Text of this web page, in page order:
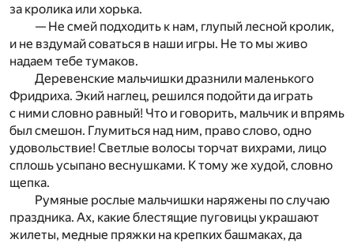
за кролика или хорька.
— Не смей подходить к нам, глупый лесной кролик,
и не вздумай соваться в наши игры. Не то мы живо
надаем тебе тумаков.
Деревенские мальчишки дразнили маленького
Фридриха. Экий наглец, решился подойти да играть
с ними словно равный! Что и говорить, мальчик и впрямь
был смешон. Глумиться над ним, право слово, одно
удовольствие! Светлые волосы торчат вихрами, лицо
сплошь усыпано веснушками. К тому же худой, словно
щепка.
Румяные рослые мальчишки наряжены по случаю
праздника. Ах, какие блестящие пуговицы украшают
жилеты, медные пряжки на крепких башмаках, да